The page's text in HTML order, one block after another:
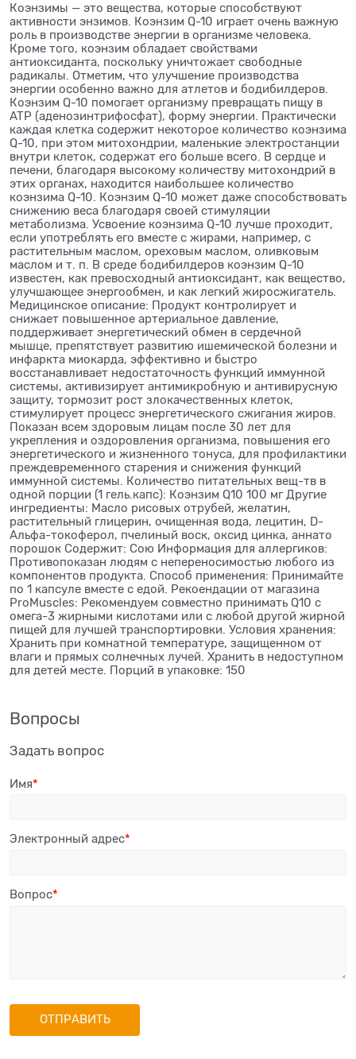
Коэнзимы — это вещества, которые способствуют
активности энзимов. Коэнзим Q-10 играет очень важную
роль в производстве энергии в организме человека.
Кроме того, коэнзим обладает свойствами
антиоксиданта, поскольку уничтожает свободные
радикалы. Отметим, что улучшение производства
энергии особенно важно для атлетов и бодибилдеров.
Коэнзим Q-10 помогает организму превращать пищу в
ATP (аденозинтрифосфат), форму энергии. Практически
каждая клетка содержит некоторое количество коэнзима
Q-10, при этом митохондрии, маленькие электростанции
внутри клеток, содержат его больше всего. В сердце и
печени, благодаря высокому количеству митохондрий в
этих органах, находится наибольшее количество
коэнзима Q-10. Коэнзим Q-10 может даже способствовать
снижению веса благодаря своей стимуляции
метаболизма. Усвоение коэнзима Q-10 лучше проходит,
если употреблять его вместе с жирами, например, с
растительным маслом, ореховым маслом, оливковым
маслом и т. п. В среде бодибилдеров коэнзим Q-10
известен, как превосходный антиоксидант, как вещество,
улучшающее энергообмен, и как легкий жиросжигатель.
Медицинское описание: Продукт контролирует и
снижает повышенное артериальное давление,
поддерживает энергетический обмен в сердечной
мышце, препятствует развитию ишемической болезни и
инфаркта миокарда, эффективно и быстро
восстанавливает недостаточность функций иммунной
системы, активизирует антимикробную и антивирусную
защиту, тормозит рост злокачественных клеток,
стимулирует процесс энергетического сжигания жиров.
Показан всем здоровым лицам после 30 лет для
укрепления и оздоровления организма, повышения его
энергетического и жизненного тонуса, для профилактики
преждевременного старения и снижения функций
иммунной системы. Количество питательных вещ-тв в
одной порции (1 гель.капс): Коэнзим Q10 100 мг Другие
ингредиенты: Масло рисовых отрубей, желатин,
растительный глицерин, очищенная вода, лецитин, D-
Альфа-токоферол, пчелиный воск, оксид цинка, аннато
порошок Содержит: Сою Информация для аллергиков:
Противопоказан людям с непереносимостью любого из
компонентов продукта. Способ применения: Принимайте
по 1 капсуле вместе с едой. Рекоендации от магазина
ProMuscles: Рекомендуем совместно принимать Q10 с
омега-3 жирными кислотами или с любой другой жирной
пищей для лучшей транспортировки. Условия хранения:
Хранить при комнатной температуре, защищенном от
влаги и прямых солнечных лучей. Хранить в недоступном
для детей месте. Порций в упаковке: 150
Вопросы
Задать вопрос
Имя
Электронный адрес
Вопрос